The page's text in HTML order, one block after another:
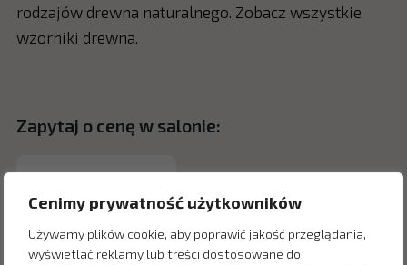
Cenimy prywatność użytkowników
Używamy plików cookie, aby poprawić jakość przeglądania,
wyświetlać reklamy lub treści dostosowane do
rodzajów drewna naturalnego. Zobacz wszystkie
wzorniki drewna.
Zapytaj o cenę w salonie: